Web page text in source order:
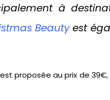
à
Beautyest
proposée au prix de